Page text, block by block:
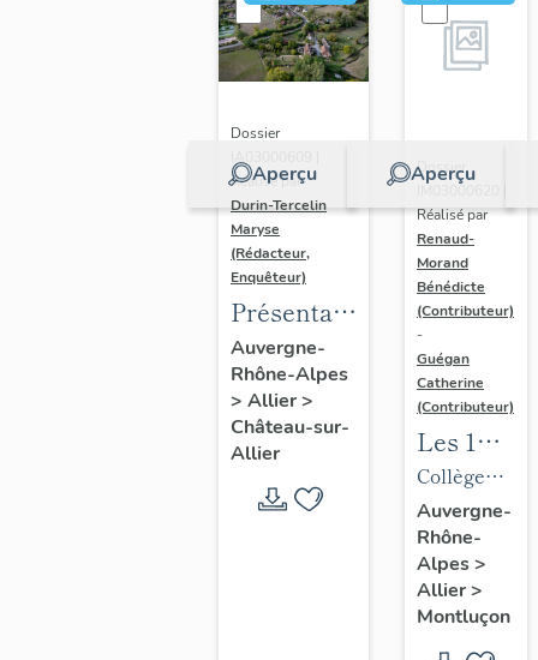
Aperçu
Dossier
Réalisé par
Durin-Tercelin
Maryse
(Rédacteur,
Enquêteur)
Présentation
de la
commune
de
Château-
sur-Allier
Auvergne-
Rhône-Alpes
> Allier>
Château-sur-
Allier
Aperçu
Dossier
Réalisé par
Renaud-
Morand
Bénédicte
(Contributeur)
-
Guégan
Catherine
(Contributeur)
Les 1%
artistiques
du lycée
Maurice-
Guyot
Collège
technique,
puis lycée
Auvergne-
Rhône-
Alpes>
Allier>
Montluçon